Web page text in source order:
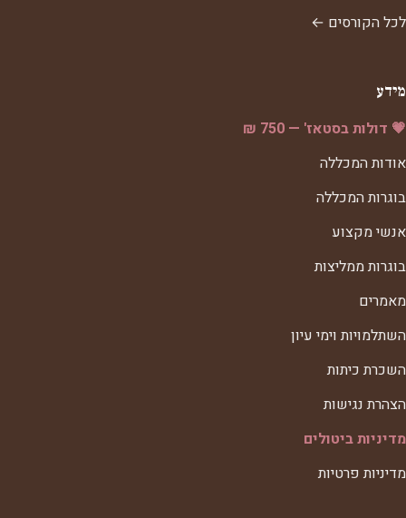
לכל הקורסים ←
מידע
💗 דולות בסטאז' — 750 ₪
אודות המכללה
בוגרות המכללה
אנשי מקצוע
בוגרות ממליצות
מאמרים
השתלמויות וימי עיון
השכרת כיתות
הצהרת נגישות
מדיניות ביטולים
מדיניות פרטיות